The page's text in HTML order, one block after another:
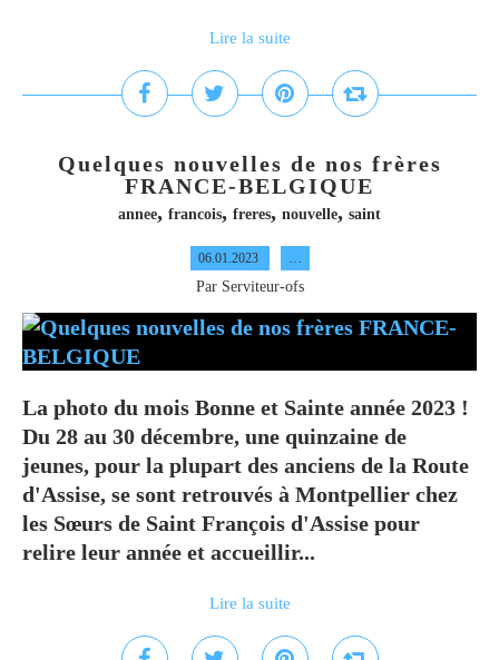
Lire la suite
Quelques nouvelles de nos frères
FRANCE-BELGIQUE
annee, francois, freres, nouvelle, saint
06.01.2023 …
Par Serviteur-ofs
La photo du mois Bonne et Sainte année 2023 !
Du 28 au 30 décembre, une quinzaine de
jeunes, pour la plupart des anciens de la Route
d'Assise, se sont retrouvés à Montpellier chez
les Sœurs de Saint François d'Assise pour
relire leur année et accueillir...
Lire la suite